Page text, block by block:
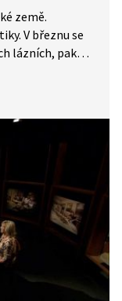
země.
V březnu se
lázních, pak
Co